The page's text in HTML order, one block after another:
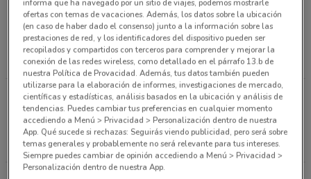
TACUBA # 62, COLONIA CENTRO AREA 2,
DELEGACION CUAUHTEMOC, CP. 06010 CDMX
Ciudad De México
5.3 km
ABIERTO
Av. Canal de Tezontle # 1512 local 50-50b- 50c-
51- 51b- 51c col. Alfonso Ortiz Tirado Delg.
Iztapalapa, CDMX, CP. 09020 Ciudad De México
9.3 km
ABIERTO
informa que ha navegado por un sitio de viajes, podemos mostrarle
ofertas con temas de vacaciones. Además, los datos sobre la ubicación
(en caso de haber dado el consenso) junto a la información sobre las
prestaciones de red, y los identificadores del dispositivo pueden ser
recopilados y compartidos con terceros para comprender y mejorar la
conexión de las redes wireless, como detallado en el párrafo 13.b de
nuestra Política de Provacidad. Además, tus datos también pueden
utilizarse para la elaboración de informes, investigaciones de mercado,
científicas y estadísticas, análisis basados en la ubicación y análisis de
tendencias. Puedes cambiar tus preferencias en cualquier momento
accediendo a Menú > Privacidad > Personalización dentro de nuestra
App. Qué sucede si rechazas: Seguirás viendo publicidad, pero será sobre
temas generales y probablemente no será relevante para tus intereses.
Siempre puedes cambiar de opinión accediendo a Menú > Privacidad >
Personalización dentro de nuestra App.